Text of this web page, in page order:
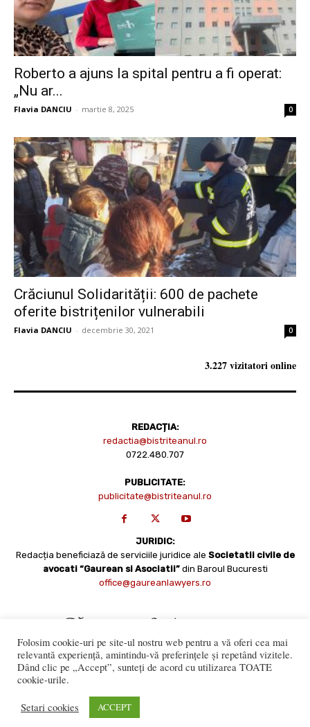
Roberto a ajuns la spital pentru a fi operat:
„Nu ar...
Flavia DANCIU - martie 8, 2025 0
Crăciunul Solidarității: 600 de pachete
oferite bistrițenilor vulnerabili
Flavia DANCIU - decembrie 30, 2021 0
3.227 vizitatori online
REDACȚIA:
redactia@bistriteanul.ro
0722.480.707
PUBLICITATE:
publicitate@bistriteanul.ro
JURIDIC:
Redacția beneficiază de serviciile juridice ale Societatii civile de
avocati “Gaurean si Asociatii” din Baroul Bucuresti
office@gaureanlawyers.ro
numai cu acordul expres al Bistriteanul.Ro. © Copyright 2008 -
Folosim cookie-uri pe site-ul nostru web pentru a vă oferi cea mai
relevantă experiență, amintindu-vă preferințele și repetând vizitele.
Dând clic pe „Accept”, sunteți de acord cu utilizarea TOATE
cookie-urile.
Setari cookies ACCEPT